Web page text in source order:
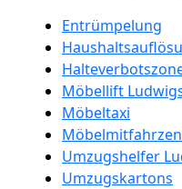
Entrümpelung
Möbellift
Möbeltaxi
Umzugshelfer
Umzugskartons